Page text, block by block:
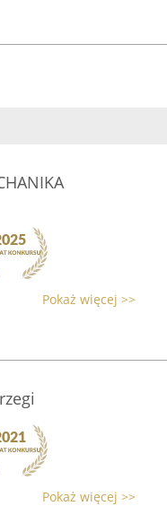
Pokaż więcej >>
Pokaż więcej >>